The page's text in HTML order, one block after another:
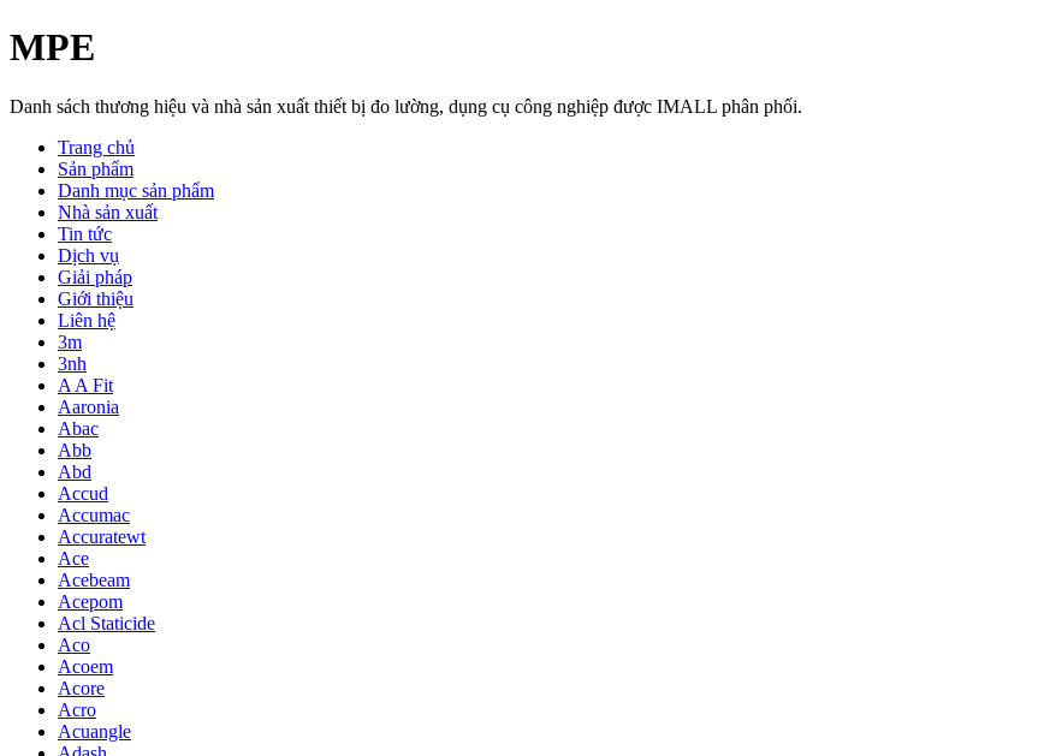
MPE
Danh sách thương hiệu và nhà sản xuất thiết bị đo lường, dụng cụ công nghiệp được IMALL phân phối.
Trang chủ
Sản phẩm
Danh mục sản phẩm
Nhà sản xuất
Tin tức
Dịch vụ
Giải pháp
Giới thiệu
Liên hệ
3m
3nh
A A Fit
Aaronia
Abac
Abb
Abd
Accud
Accumac
Accuratewt
Ace
Acebeam
Acepom
Acl Staticide
Aco
Acoem
Acore
Acro
Acuangle